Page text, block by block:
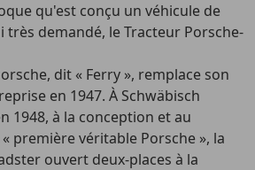
qu'est conçu un véhicule de
demandé, le Tracteur Porsche-
dit « Ferry », remplace son
en 1947. À Schwäbisch
1948, à la conception et au
première véritable Porsche », la
ouvert deux-places à la